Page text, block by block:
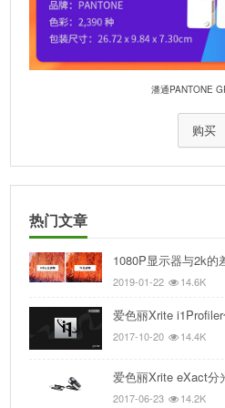
潘通PANTONE
购买
热门文章
1080P显示器与2k的
2019-01-22 14.6K
爱色丽Xrite
2017-10-20 14.4K
爱色丽Xrite eXact分
2017-06-23 14.2K